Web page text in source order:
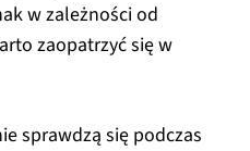
w zależności od
zaopatrzyć się w
sprawdzą się podczas